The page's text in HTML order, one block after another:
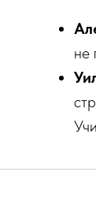
не